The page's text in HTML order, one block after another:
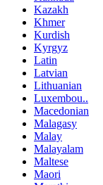
Kazakh
Khmer
Kurdish
Kyrgyz
Latin
Latvian
Lithuanian
Luxembou..
Macedonian
Malagasy
Malay
Malayalam
Maltese
Maori